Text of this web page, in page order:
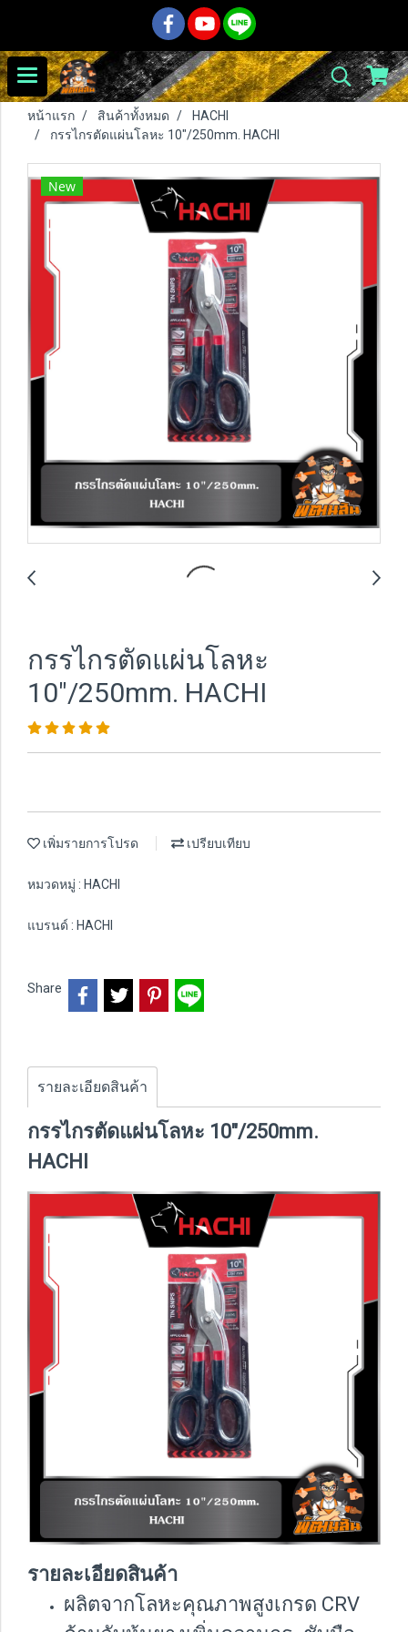
หน้าแรก สินค้าทั้งหมด
HACHI
กรรไกรตัดแผ่นโลหะ 10"/250mm. HACHI
New
กรรไกรตัดแผ่นโลหะ
10"/250mm. HACHI
เพิ่มรายการโปรด เปรียบเทียบ
หมวดหมู่ : HACHI
แบรนด์ : HACHI
Share
รายละเอียดสินค้า
กรรไกรตัดแผ่นโลหะ 10"/250mm.
HACHI
รายละเอียดสินค้า
ผลิตจากโลหะคุณภาพสูงเกรด CRV